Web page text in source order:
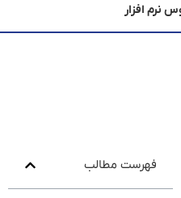
نرم افزار
فهرست مطالب